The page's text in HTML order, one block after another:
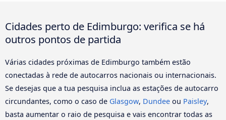
Cidades perto de Edimburgo: verifica se há
outros pontos de partida
Várias cidades próximas de Edimburgo também estão
conectadas à rede de autocarros nacionais ou internacionais.
Se desejas que a tua pesquisa inclua as estações de autocarro
circundantes, como o caso de Glasgow, Dundee ou Paisley,
basta aumentar o raio de pesquisa e vais encontrar todas as